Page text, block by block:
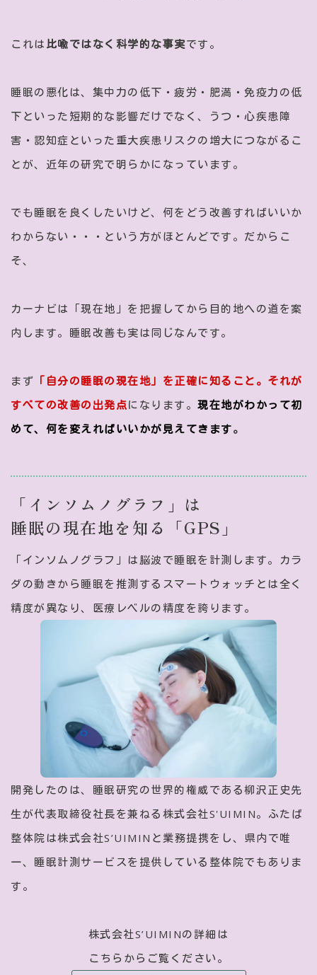
これは 比喩ではなく科学的な事実です。
睡眠の悪化は、集中力の低下・疲労・肥満・免疫力の低
下といった短期的な影響だけでなく、うつ・心疾患障
害・認知症といった重大疾患リスクの増大につながるこ
とが、近年の研究で明らかになっています。
でも睡眠を良くしたいけど、何をどう改善すればいいか
わからない・・・という方がほとんどです。だからこ
そ、
カーナビは「現在地」を把握してから目的地への道を案
内します。睡眠改善も実は同じなんです。
まず 「自分の睡眠の現在地」を正確に知ること。それが
すべての改善の出発点になります。 現在地がわかって初
めて、何を変えればいいかが見えてきます。
「インソムノグラフ」は
睡眠の現在地を知る「GPS」
「インソムノグラフ」は脳波で睡眠を計測します。カラ
ダの動きから睡眠を推測するスマートウォッチとは全く
精度が異なり、医療レベルの精度を誇ります。
開発したのは、睡眠研究の世界的権威である柳沢正史先
生が代表取締役社長を兼ねる株式会社S'UIMIN。ふたば
整体院は株式会社S’UIMINと業務提携をし、県内で唯
一、睡眠計測サービスを提供している整体院でもありま
す。
株式会社S’UIMINの詳細は
こちらからご覧ください。